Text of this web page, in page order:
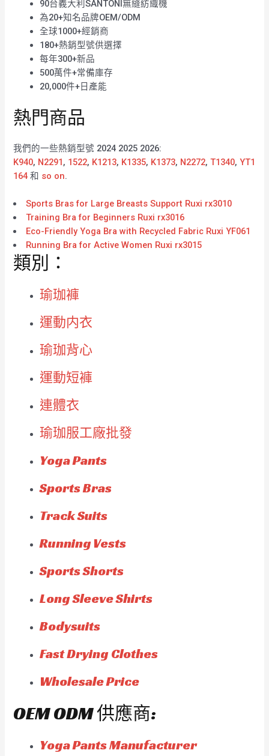
90台義大利SANTONI無縫紡織機
為20+知名品牌OEM/ODM
全球1000+經銷商
180+熱銷型號供選擇
每年300+新品
500萬件+常備庫存
20,000件+日產能
熱門商品
我們的一些熱銷型號 2024 2025 2026:
K940, N2291, 1522, K1213, K1335, K1373, N2272,T1340,YT1
164 和 so on.
Sports Bras for Large Breasts Support Ruxi rx3010
Training Bra for Beginners Ruxi rx3016
Eco-Friendly Yoga Bra with Recycled Fabric Ruxi YF061
Running Bra for Active Women Ruxi rx3015
類別：
瑜珈褲
運動内衣
瑜珈背心
運動短褲
連體衣
瑜珈服工廠批發
Yoga Pants
Sports Bras
Track Suits
Running Vests
Sports Shorts
Long Sleeve Shirts
Bodysuits
Fast Drying Clothes
Wholesale Price
OEM ODM 供應商:
Yoga Pants Manufacturer